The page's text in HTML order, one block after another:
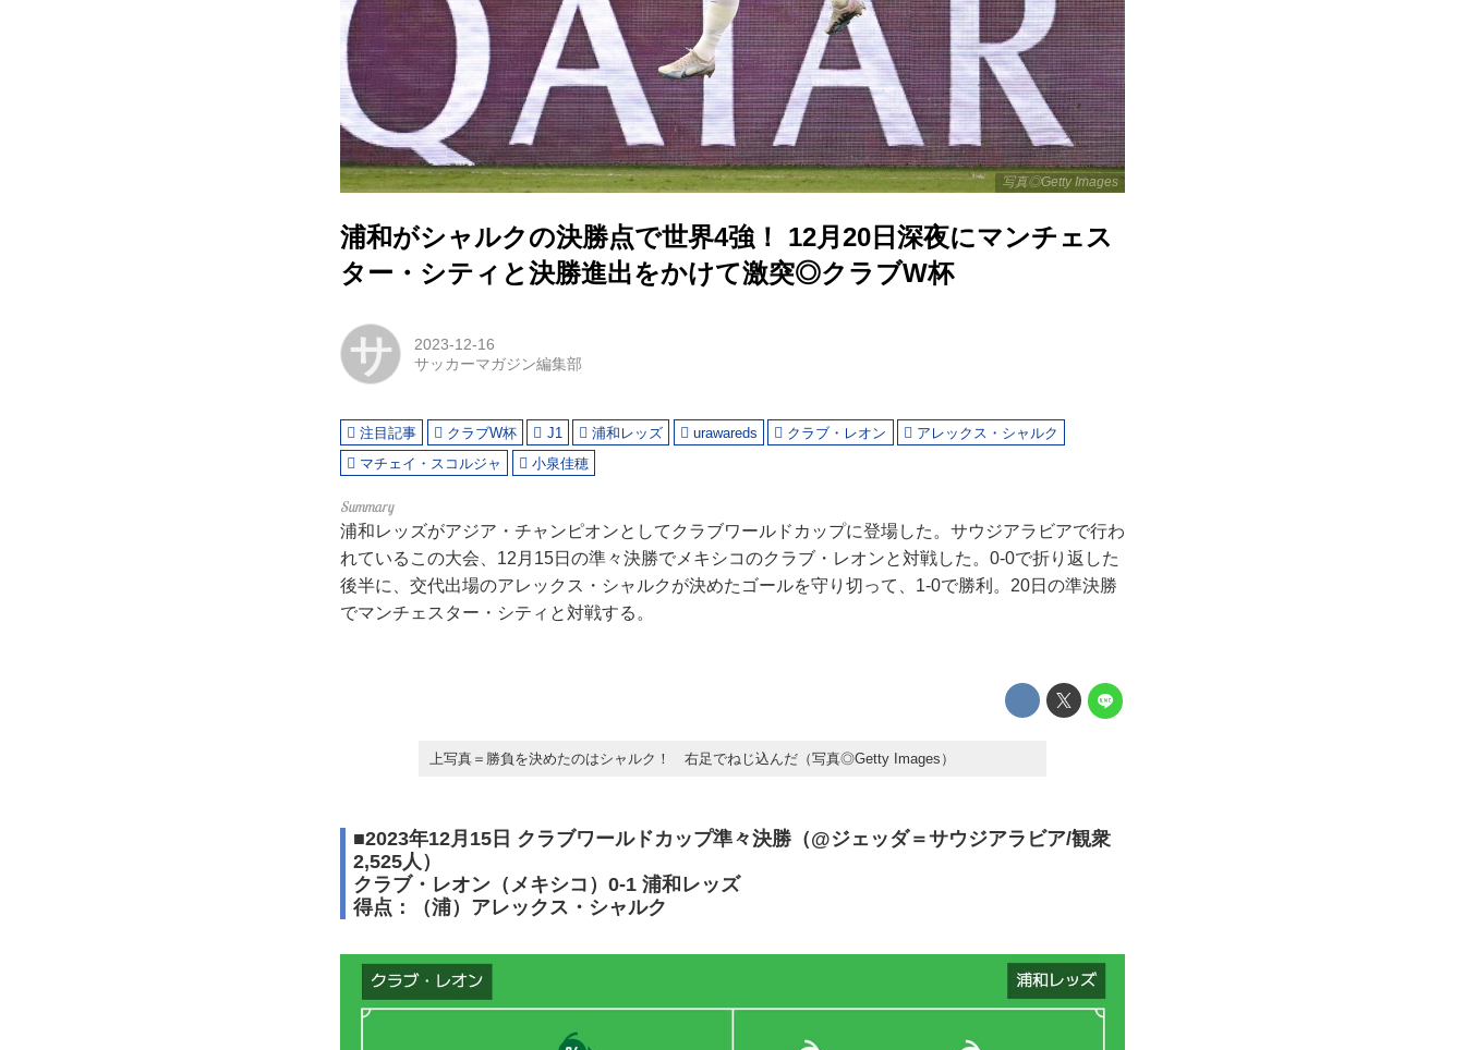
写真◎Getty Images
浦和がシャルクの決勝点で世界4強！ 12月20日深夜にマンチェス
ター・シティと決勝進出をかけて激突◎クラブW杯
サ
2023-12-16
サッカーマガジン編集部
注目記事 クラブW杯 J1 浦和レッズ urawareds クラブ・レオン
アレックス・シャルク
マチェイ・スコルジャ
小泉佳穂
浦和レッズがアジア・チャンピオンとしてクラブワールドカップに登場した。サウジアラビアで行わ
れているこの大会、12月15日の準々決勝でメキシコのクラブ・レオンと対戦した。0-0で折り返した
後半に、交代出場のアレックス・シャルクが決めたゴールを守り切って、1-0で勝利。20日の準決勝
でマンチェスター・シティと対戦する。
上写真＝勝負を決めたのはシャルク！ 右足でねじ込んだ（写真◎Getty Images）
■2023年12月15日 クラブワールドカップ準々決勝（@ジェッダ＝サウジアラビア/観衆
2,525人）
クラブ・レオン（メキシコ）0-1 浦和レッズ
得点：（浦）アレックス・シャルク